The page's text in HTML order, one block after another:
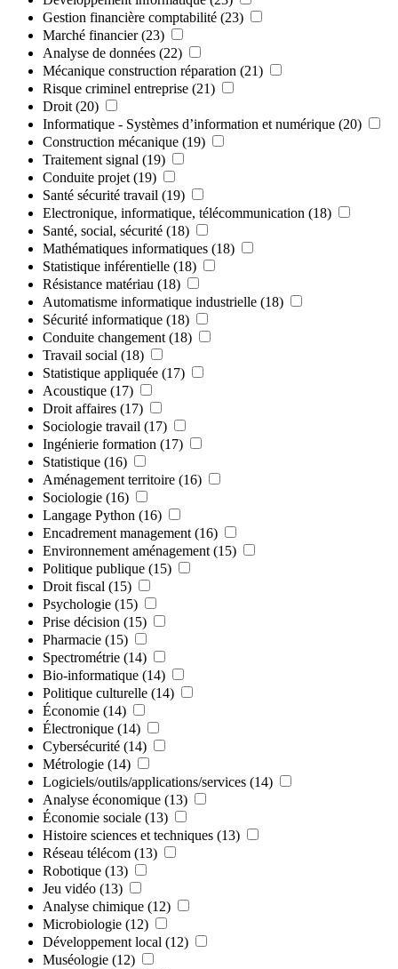
Gestion financière comptabilité (23)
Marché financier (23)
Analyse de données (22)
Mécanique construction réparation (21)
Risque criminel entreprise (21)
Droit (20)
Informatique - Systèmes d’information et numérique (20)
Construction mécanique (19)
Traitement signal (19)
Conduite projet (19)
Santé sécurité travail (19)
Electronique, informatique, télécommunication (18)
Santé, social, sécurité (18)
Mathématiques informatiques (18)
Statistique inférentielle (18)
Résistance matériau (18)
Automatisme informatique industrielle (18)
Sécurité informatique (18)
Conduite changement (18)
Travail social (18)
Statistique appliquée (17)
Acoustique (17)
Droit affaires (17)
Sociologie travail (17)
Ingénierie formation (17)
Statistique (16)
Aménagement territoire (16)
Sociologie (16)
Langage Python (16)
Encadrement management (16)
Environnement aménagement (15)
Politique publique (15)
Droit fiscal (15)
Psychologie (15)
Prise décision (15)
Pharmacie (15)
Spectrométrie (14)
Bio-informatique (14)
Politique culturelle (14)
Économie (14)
Électronique (14)
Cybersécurité (14)
Métrologie (14)
Logiciels/outils/applications/services (14)
Analyse économique (13)
Économie sociale (13)
Histoire sciences et techniques (13)
Réseau télécom (13)
Robotique (13)
Jeu vidéo (13)
Analyse chimique (12)
Microbiologie (12)
Développement local (12)
Muséologie (12)